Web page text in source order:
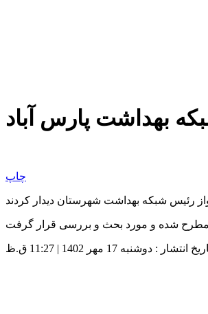
بهداشت پارس آباد
چاپ
رئیس شبکه بهداشت شهرستان دیدار کردند
17 مهر 1402 | 11:27 ق.ظ